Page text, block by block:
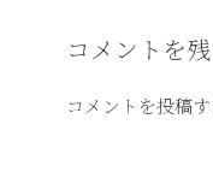
コメントを
コメントを投稿